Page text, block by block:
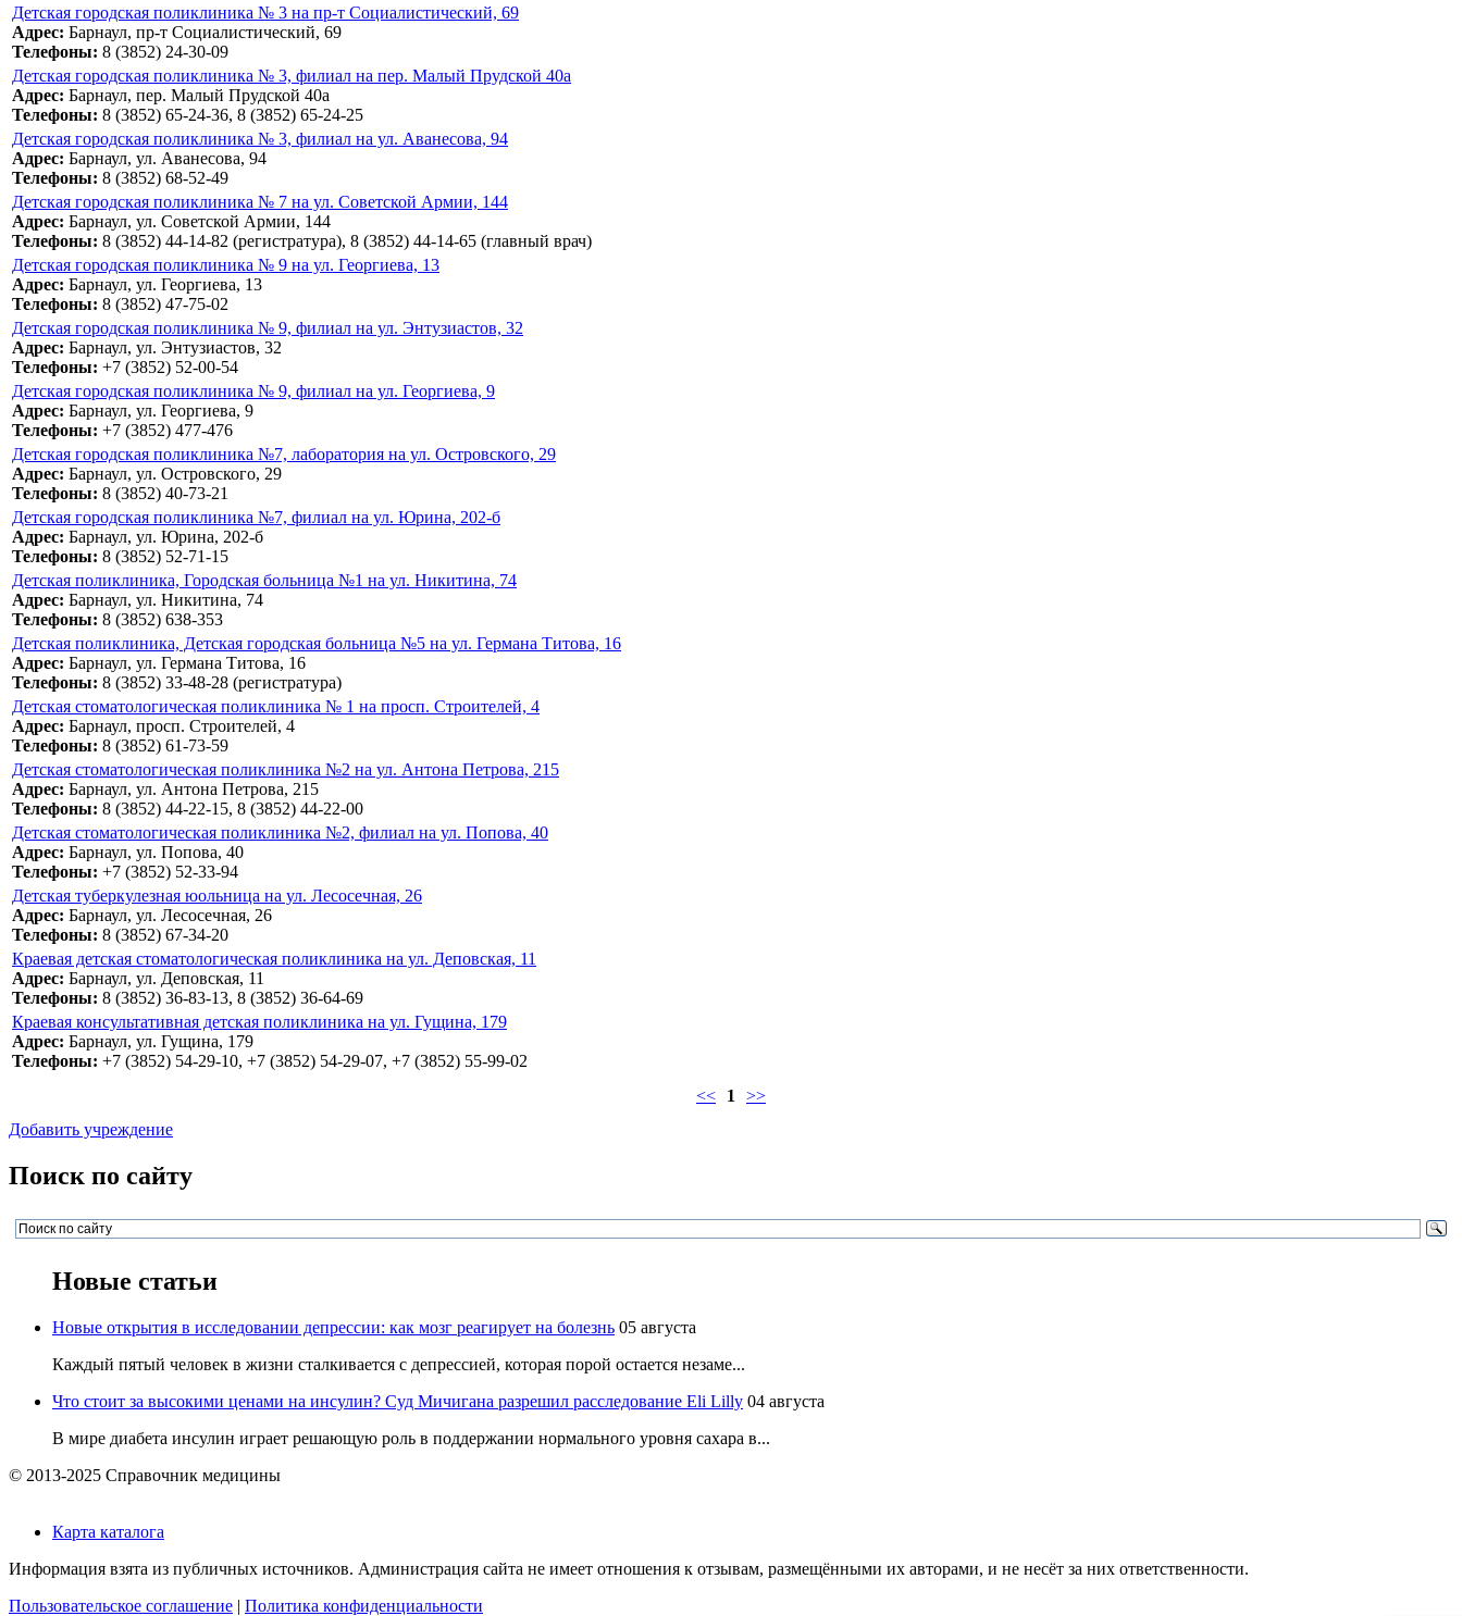
Детская городская поликлиника № 3 на пр-т Социалистический, 69
Адрес: Барнаул, пр-т Социалистический, 69
Телефоны: 8 (3852) 24-30-09
Детская городская поликлиника № 3, филиал на пер. Малый Прудской 40а
Адрес: Барнаул, пер. Малый Прудской 40а
Телефоны: 8 (3852) 65-24-36, 8 (3852) 65-24-25
Детская городская поликлиника № 3, филиал на ул. Аванесова, 94
Адрес: Барнаул, ул. Аванесова, 94
Телефоны: 8 (3852) 68-52-49
Детская городская поликлиника № 7 на ул. Советской Армии, 144
Адрес: Барнаул, ул. Советской Армии, 144
Телефоны: 8 (3852) 44-14-82 (регистратура), 8 (3852) 44-14-65 (главный врач)
Детская городская поликлиника № 9 на ул. Георгиева, 13
Адрес: Барнаул, ул. Георгиева, 13
Телефоны: 8 (3852) 47-75-02
Детская городская поликлиника № 9, филиал на ул. Энтузиастов, 32
Адрес: Барнаул, ул. Энтузиастов, 32
Телефоны: +7 (3852) 52-00-54
Детская городская поликлиника № 9, филиал на ул. Георгиева, 9
Адрес: Барнаул, ул. Георгиева, 9
Телефоны: +7 (3852) 477-476
Детская городская поликлиника №7, лаборатория на ул. Островского, 29
Адрес: Барнаул, ул. Островского, 29
Телефоны: 8 (3852) 40-73-21
Детская городская поликлиника №7, филиал на ул. Юрина, 202-б
Адрес: Барнаул, ул. Юрина, 202-б
Телефоны: 8 (3852) 52-71-15
Детская поликлиника, Городская больница №1 на ул. Никитина, 74
Адрес: Барнаул, ул. Никитина, 74
Телефоны: 8 (3852) 638-353
Детская поликлиника, Детская городская больница №5 на ул. Германа Титова, 16
Адрес: Барнаул, ул. Германа Титова, 16
Телефоны: 8 (3852) 33-48-28 (регистратура)
Детская стоматологическая поликлиника № 1 на просп. Строителей, 4
Адрес: Барнаул, просп. Строителей, 4
Телефоны: 8 (3852) 61-73-59
Детская стоматологическая поликлиника №2 на ул. Антона Петрова, 215
Адрес: Барнаул, ул. Антона Петрова, 215
Телефоны: 8 (3852) 44-22-15, 8 (3852) 44-22-00
Детская стоматологическая поликлиника №2, филиал на ул. Попова, 40
Адрес: Барнаул, ул. Попова, 40
Телефоны: +7 (3852) 52-33-94
Детская туберкулезная юольница на ул. Лесосечная, 26
Адрес: Барнаул, ул. Лесосечная, 26
Телефоны: 8 (3852) 67-34-20
Краевая детская стоматологическая поликлиника на ул. Деповская, 11
Адрес: Барнаул, ул. Деповская, 11
Телефоны: 8 (3852) 36-83-13, 8 (3852) 36-64-69
Краевая консультативная детская поликлиника на ул. Гущина, 179
Адрес: Барнаул, ул. Гущина, 179
Телефоны: +7 (3852) 54-29-10, +7 (3852) 54-29-07, +7 (3852) 55-99-02
<<
1 >>
Добавить учреждение
Поиск по сайту
Новые статьи
Новые открытия в исследовании депрессии: как мозг реагирует на болезнь 05 августа
Каждый пятый человек в жизни сталкивается с депрессией, которая порой остается незаме...
Что стоит за высокими ценами на инсулин? Суд Мичигана разрешил расследование Eli Lilly 04 августа
В мире диабета инсулин играет решающую роль в поддержании нормального уровня сахара в...
© 2013-2025 Справочник медицины
Карта каталога
Информация взята из публичных источников. Администрация сайта не имеет отношения к отзывам, размещёнными их авторами, и не несёт за них ответственности.
Пользовательское соглашение | Политика конфиденциальности